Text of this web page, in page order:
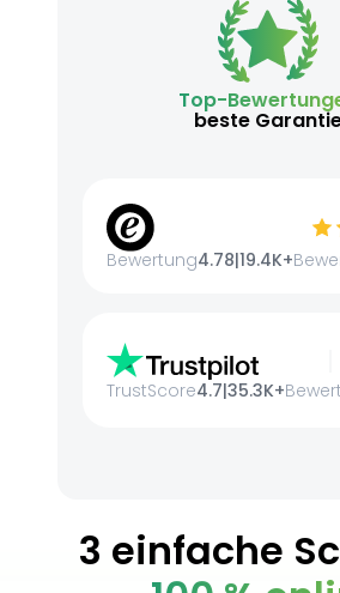
Top-
beste
Bewertung4.78|19.4K+
TrustScore4.7|35.3K+
3 einfache